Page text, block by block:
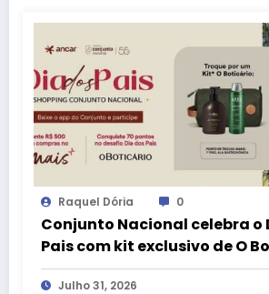
Raquel Dória 0
Conjunto Nacional celebra o
Pais com kit exclusivo de O
no aplicativo aMais
Julho 31, 2026